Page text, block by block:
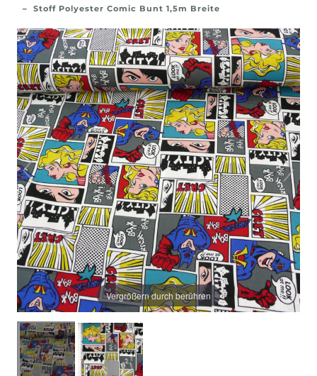
Stoff Polyester Comic Bunt 1,5m Breite
Vergrößern durch berühren